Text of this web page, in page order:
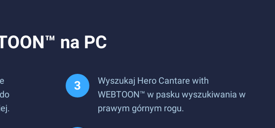
na PC
Wyszukaj Hero Cantare with
WEBTOON™ w pasku wyszukiwania w
prawym górnym rogu.